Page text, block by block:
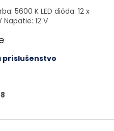
5600 K LED dióda: 12 x
Napätie: 12 V
príslušenstvo